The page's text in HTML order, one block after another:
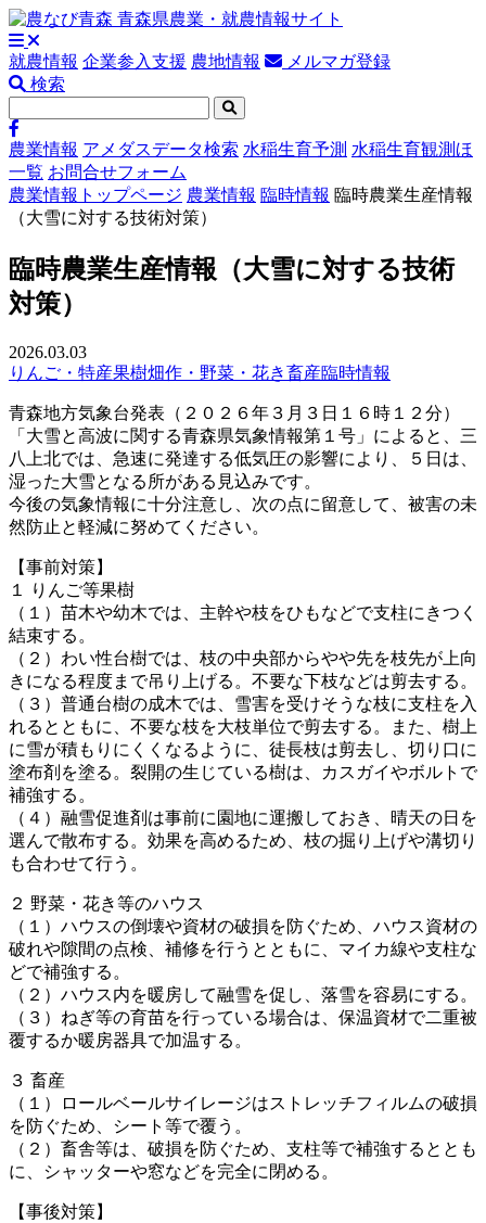
就農情報 企業参入支援 農地情報
メルマガ登録
検索
農業情報 アメダスデータ検索 水稲生育予測 水稲生育観測ほ
一覧 お問合せフォーム
農業情報トップページ 農業情報 臨時情報 臨時農業生産情報
（大雪に対する技術対策）
臨時農業生産情報（大雪に対する技術
対策）
2026.03.03
りんご・特産果樹畑作・野菜・花き畜産臨時情報
青森地方気象台発表（２０２６年３月３日１６時１２分）
「大雪と高波に関する青森県気象情報第１号」によると、三
八上北では、急速に発達する低気圧の影響により、５日は、
湿った大雪となる所がある見込みです。
今後の気象情報に十分注意し、次の点に留意して、被害の未
然防止と軽減に努めてください。
【事前対策】
１ りんご等果樹
（１）苗木や幼木では、主幹や枝をひもなどで支柱にきつく
結束する。
（２）わい性台樹では、枝の中央部からやや先を枝先が上向
きになる程度まで吊り上げる。不要な下枝などは剪去する。
（３）普通台樹の成木では、雪害を受けそうな枝に支柱を入
れるとともに、不要な枝を大枝単位で剪去する。また、樹上
に雪が積もりにくくなるように、徒長枝は剪去し、切り口に
塗布剤を塗る。裂開の生じている樹は、カスガイやボルトで
補強する。
（４）融雪促進剤は事前に園地に運搬しておき、晴天の日を
選んで散布する。効果を高めるため、枝の掘り上げや溝切り
も合わせて行う。
２ 野菜・花き等のハウス
（１）ハウスの倒壊や資材の破損を防ぐため、ハウス資材の
破れや隙間の点検、補修を行うとともに、マイカ線や支柱な
どで補強する。
（２）ハウス内を暖房して融雪を促し、落雪を容易にする。
（３）ねぎ等の育苗を行っている場合は、保温資材で二重被
覆するか暖房器具で加温する。
３ 畜産
（１）ロールベールサイレージはストレッチフィルムの破損
を防ぐため、シート等で覆う。
（２）畜舎等は、破損を防ぐため、支柱等で補強するととも
に、シャッターや窓などを完全に閉める。
【事後対策】